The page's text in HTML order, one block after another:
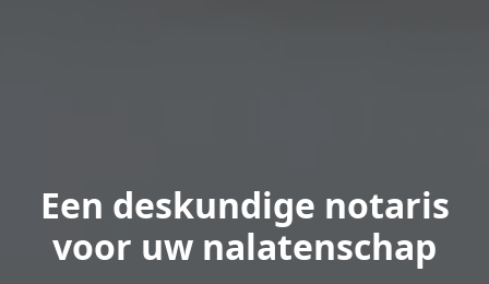
Een deskundige notaris
voor uw nalatenschap